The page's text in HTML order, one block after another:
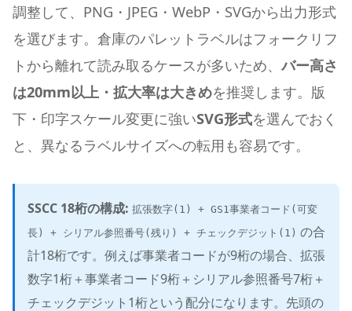
調整して、PNG・JPEG・WebP・SVGから出力形式
を選びます。倉庫のパレットラベルはフォークリフ
トから離れて読み取るケースが多いため、バー高さ
は20mm以上・拡大率は大きめを推奨します。版
下・印字スケール変更に強いSVG形式を選んでおく
と、異なるラベルサイズへの転用も容易です。
SSCC 18桁の構成: 拡張数字(1) + GS1事業者コード(可変
長) + シリアル参照番号(残り) + チェックデジット(1) の合
計18桁です。例えば事業者コードが9桁の場合、拡張
数字1桁＋事業者コード9桁＋シリアル参照番号7桁＋
チェックデジット1桁という配分になります。先頭の